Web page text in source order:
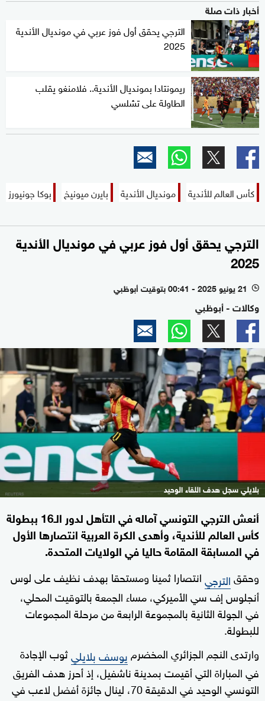
أخبار ذات صلة
الترجي يحقق أول فوز عربي في مونديال الأندية
2025
ريمونتادا بمونديال الأندية.. فلامنغو يقلب
الطاولة على تشلسي
كأس العالم للأندية مونديال الأندية بايرن ميونيخ بوكا جونيورز
الترجي يحقق أول فوز عربي في مونديال الأندية
2025
l 21 يونيو 2025 - 00:41 بتوقيت أبوظبي
وكالات - أبوظبي
بلايلي سجل هدف اللقاء الوحيد
أنعش الترجي التونسي آماله في التأهل لدور الـ16 ببطولة
كأس العالم للأندية، وأهدى الكرة العربية انتصارها الأول
في المسابقة المقامة حاليا في الولايات المتحدة.
وحققالترجيانتصارا ثمينا ومستحقا بهدف نظيف على لوس
أنجلوس إف سي الأميركي، مساء الجمعة بالتوقيت المحلي،
في الجولة الثانية بالمجموعة الرابعة من مرحلة المجموعات
للبطولة.
وارتدى النجم الجزائري المخضرم يوسف بلايليثوب الإجادة
في المباراة التي أقيمت بمدينة ناشفيل، إذ أحرز هدف الفريق
التونسي الوحيد في الدقيقة 70، لينال جائزة أفضل لاعب في